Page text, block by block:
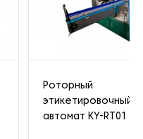
Роторный
этикетировочный
автомат KY-RT01